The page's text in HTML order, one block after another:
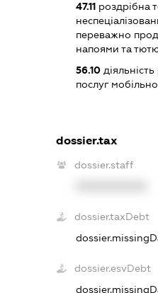
47.11 роздрібна
переважно
напоями та
56.10
послуг
dossier.tax
dossier.staff
dossier.taxDebt
dossier.esvDebt